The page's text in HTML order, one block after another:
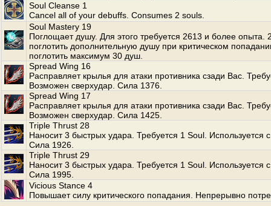
Soul Cleanse 1
Cancel all of your debuffs. Consumes 2 souls.
Soul Mastery 19
Поглощает душу. Для этого требуется 2613 и более опыта.
поглотить дополнительную душу при критическом
поглотить максимум 30 душ.
Spread Wing 16
Расправляет крылья для атаки противника сзади Вас.
Возможен сверхудар. Сила 1376.
Spread Wing 17
Расправляет крылья для атаки противника сзади Вас.
Возможен сверхудар. Сила 1425.
Triple Thrust 28
Наносит 3 быстрых удара. Требуется 1 Soul. Используется
Сила 1926.
Triple Thrust 29
Наносит 3 быстрых удара. Требуется 1 Soul. Используется
Сила 1995.
Vicious Stance 4
Повышает силу критического попадания. Непрерывно